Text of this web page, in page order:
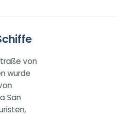
von
wurde
San